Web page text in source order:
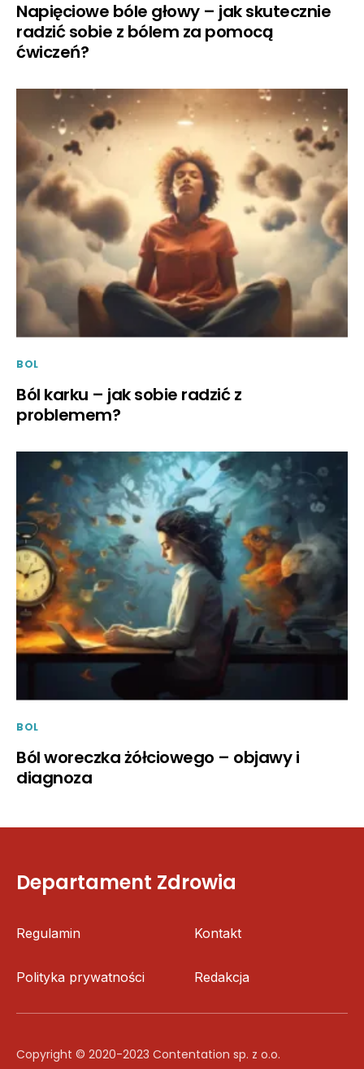
Napięciowe bóle głowy – jak skutecznie
radzić sobie z bólem za pomocą
ćwiczeń?
BOL
Ból karku – jak sobie radzić z
problemem?
BOL
Ból woreczka żółciowego – objawy i
diagnoza
Departament Zdrowia
Regulamin Kontakt
Polityka prywatności Redakcja
Copyright © 2020-2023 Contentation sp. z o.o.